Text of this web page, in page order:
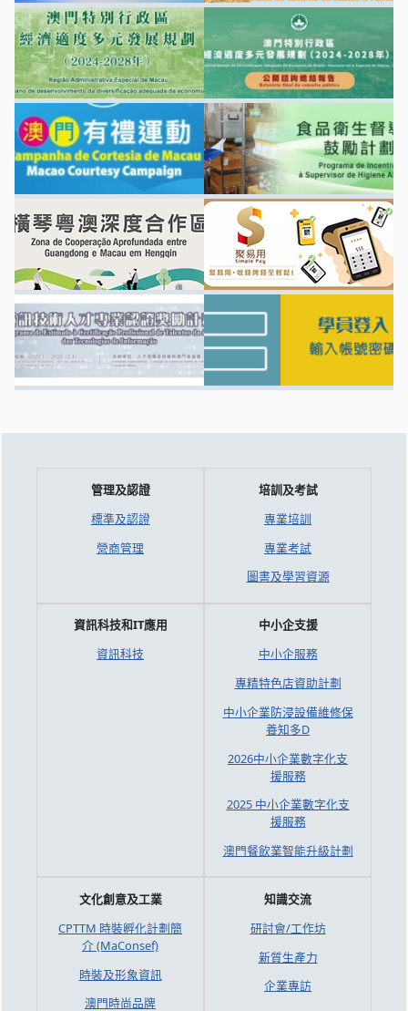
管理及認證
標準及認證
營商管理
培訓及考試
專業培訓
專業考試
圖書及學習資源
資訊科技和IT應用
資訊科技
中小企支援
中小企服務
專精特色店資助計劃
中小企業防浸設備維修保
養知多D
2026中小企業數字化支
援服務
2025 中小企業數字化支
援服務
澳門餐飲業智能升級計劃
文化創意及工業
CPTTM 時裝孵化計劃簡
介 (MaConsef)
時裝及形象資訊
澳門時尚品牌
知識交流
研討會/工作坊
新質生產力
企業專訪